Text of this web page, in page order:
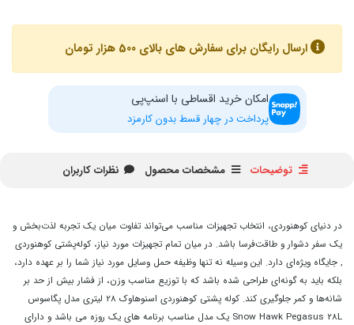
ارسال رایگان برای سفارش های بالای 500 هزار تومان
امکان خرید اقساطی با اسنپ‌پی
پرداخت در چهار قسط بدون کارمزد
توضیحات مشخصات محصول نظرات کاربران
در دنیای کوهنوردی، انتخاب تجهیزات مناسب می‌تواند تفاوت میان یک تجربه لذت‌بخش و
یک سفر دشوار و طاقت‌فرسا باشد. در میان تمام تجهیزات مورد نیاز، کوله‌پشتی کوهنوردی
, جایگاه ویژه‌ای دارد. این وسیله نه تنها وظیفه حمل وسایل مورد نیاز شما را بر عهده دارد،
بلکه باید به گونه‌ای طراحی شده باشد که با توزیع مناسب وزن، از فشار بیش از حد بر
شانه‌ها و کمر جلوگیری کند. کوله پشتی کوهنوردی اسنوهاوک 28 لیتری مدل پگاسوس
Snow Hawk Pegasus 28L یک مدل مناسب برنامه های یک روزه می باشد و دارای